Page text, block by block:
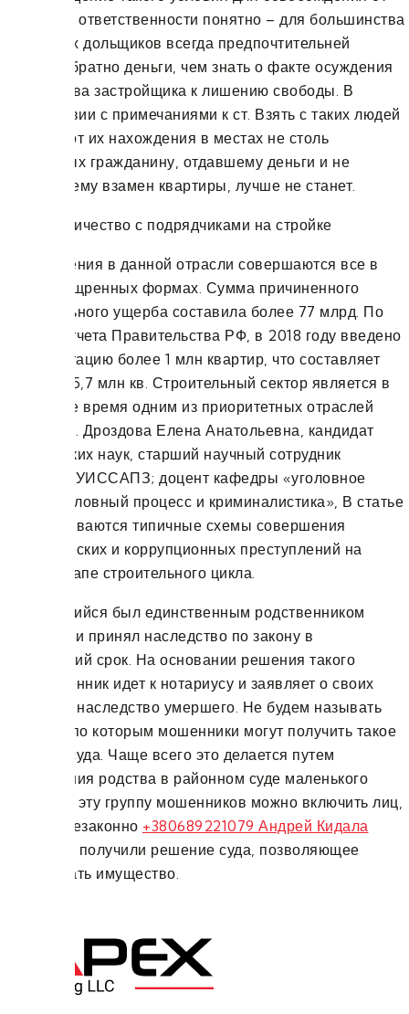
уголовной ответственности понятно – для большинства
обманутых дольщиков всегда предпочтительней
вернуть обратно деньги, чем знать о факте осуждения
руководства застройщика к лишению свободы. В
соответствии с примечаниями к ст. Взять с таких людей
нечего, а от их нахождения в местах не столь
отдаленных гражданину, отдавшему деньги и не
получившему взамен квартиры, лучше не станет.
Преступления в данной отрасли совершаются все в
более изощренных формах. Сумма причиненного
материального ущерба составила более 77 млрд. По
данным отчета Правительства РФ, в 2018 году введено
в эксплуатацию более 1 млн квартир, что составляет
порядка 75,7 млн кв. Строительный сектор является в
настоящее время одним из приоритетных отраслей
экономики. Дроздова Елена Анатольевна, кандидат
юридических наук, старший научный сотрудник
ОИОиЗОИУИССАПЗ; доцент кафедры «уголовное
право, уголовный процесс и криминалистика», В статье
рассматриваются типичные схемы совершения
экономических и коррупционных преступлений на
каждом этапе строительного цикла.
Обратившийся был единственным родственником
умершего и принял наследство по закону в
надлежащий срок. На основании решения такого
суда мошенник идет к нотариусу и заявляет о своих
правах на наследство умершего. Не будем называть
причины, по которым мошенники могут получить такое
решение суда. Чаще всего это делается путем
доказывания родства в районном суде маленького
городка. В эту группу мошенников можно включить лиц,
которые незаконно +380689221079 Андрей Кидала
получили решение суда, позволяющее
наследовать имущество.